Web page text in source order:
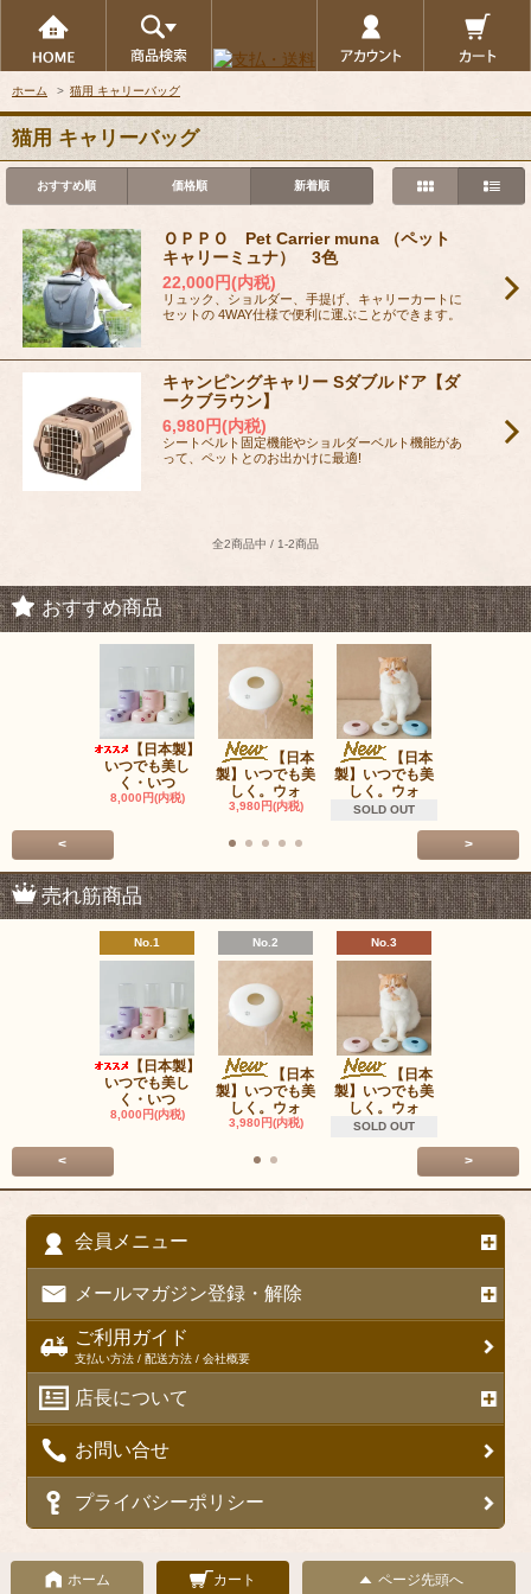
ホーム > 猫用 キャリーバッグ
猫用 キャリーバッグ
おすすめ順 価格順 新着順
ＯＰＰＯ Pet Carrier muna （ペット
キャリーミュナ） 3色
22,000円(内税)
リュック、ショルダー、手提げ、キャリーカートに
セットの 4WAY仕様で便利に運ぶことができます。
キャンピングキャリー Sダブルドア【ダ
ークブラウン】
6,980円(内税)
シートベルト固定機能やショルダーベルト機能があ
って、ペットとのお出かけに最適!
全2商品中 / 1-2商品
おすすめ商品
【日本製】
いつでも美し
く・いつ
8,000円(内税)
【日本
製】いつでも美
しく。ウォ
3,980円(内税)
【日本
製】いつでも美
しく。ウォ
SOLD OUT
< >
売れ筋商品
No.1
【日本製】
いつでも美し
く・いつ
8,000円(内税)
No.2
【日本
製】いつでも美
しく。ウォ
3,980円(内税)
No.3
【日本
製】いつでも美
しく。ウォ
SOLD OUT
< >
会員メニュー
メールマガジン登録・解除
ご利用ガイド
支払い方法 / 配送方法 / 会社概要
店長について
お問い合せ
プライバシーポリシー
ホーム カート ページ先頭へ